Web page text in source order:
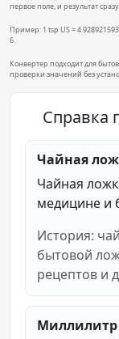
первое поле, и результат
Пример: 1 tsp US =
6.
Конвертер подходит для
проверки значений без
Справка
Чайная
Чайная
медицине и
История:
бытовой
рецептов и
Миллилитр